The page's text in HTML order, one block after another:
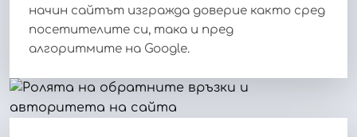
начин сайтът изгражда доверие както сред
посетителите си, така и пред
алгоритмите на Google.